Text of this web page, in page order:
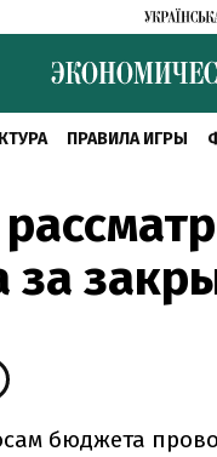
ПРАВИЛА ИГРЫ
за
бюджета